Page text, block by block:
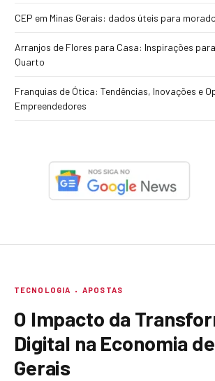
CEP em Minas Gerais: dados úteis para
Arranjos de Flores para Casa: Inspirações
Quarto
Franquias de Ótica: Tendências, Inovações e
Empreendedores
TECNOLOGIA APOSTAS
O Impacto da
Digital na Economia
Gerais